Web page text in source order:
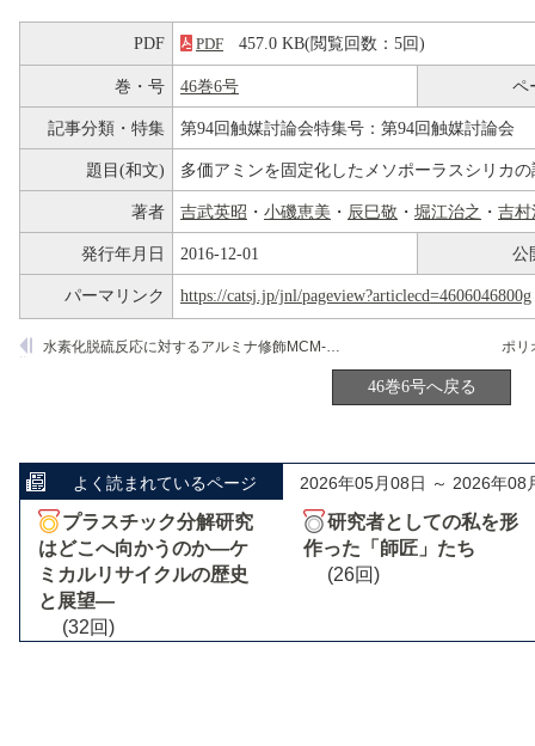
PDF PDF 457.0 KB(閲覧回数：5回)
巻・号 46巻6号 ペ
記事分類・特集 第94回触媒討論会特集号：第94回触媒討論会
題目(和文) 多価アミンを固定化したメソポーラスシリカ
著者 吉武英昭 ・ 小磯恵美 ・ 辰巳敬 ・ 堀江治之 ・ 吉村
発行年月日 2016-12-01 公
パーマリンク https://catsj.jp/jnl/pageview?articlecd=4606046800g
水素化脱硫反応に対するアルミナ修飾MCM-41担持貴金属触媒の特性
46巻6号へ戻る
よく読まれているページ 2026年05月08日 ～ 2026年08
プラスチック分解研究
はどこへ向かうのか―ケ
ミカルリサイクルの歴史
と展望―
(32回)
研究者としての私を形
作った「師匠」たち
(26回)